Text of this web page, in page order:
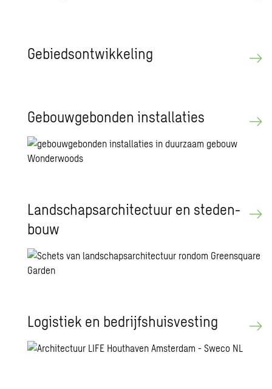
Ge­bieds­ont­wik­ke­ling
Ge­bouw­ge­bon­den in­stal­la­ties
Land­schaps­ar­chi­tec­tuur en ste­den­
bouw
Lo­gis­tiek en be­drijfs­huis­ves­ting